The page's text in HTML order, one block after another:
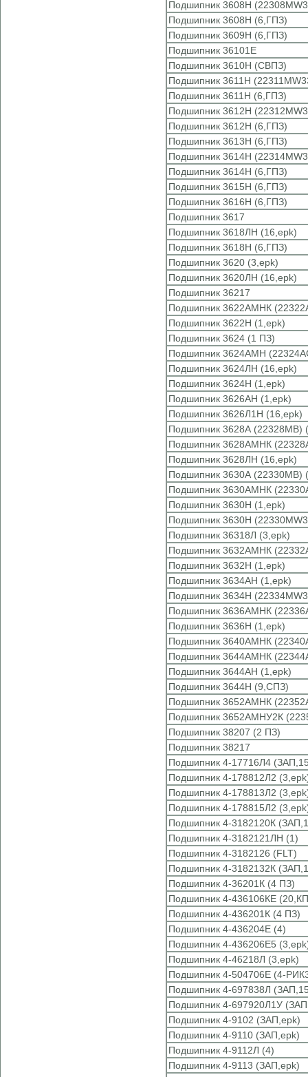
Подшипник 3608Н
Подшипник 3608Н (6,ГПЗ)
Подшипник 3609Н (6,ГПЗ)
Подшипник 36101Е
Подшипник 3610Н (СВПЗ)
Подшипник 3611Н
Подшипник 3611Н (6,ГПЗ)
Подшипник 3612Н
Подшипник 3612Н (6,ГПЗ)
Подшипник 3613Н (6,ГПЗ)
Подшипник 3614Н
Подшипник 3614Н (6,ГПЗ)
Подшипник 3615Н (6,ГПЗ)
Подшипник 3616Н (6,ГПЗ)
Подшипник 3617
Подшипник 3618ЛН (16,epk)
Подшипник 3618Н (6,ГПЗ)
Подшипник 3620 (3,epk)
Подшипник 3620ЛН (16,epk)
Подшипник 36217
Подшипник 3622АМНК
Подшипник 3622Н (1,epk)
Подшипник 3624 (1 ПЗ)
Подшипник 3624АМН
Подшипник 3624ЛН (16,epk)
Подшипник 3624Н (1,epk)
Подшипник 3626АН (1,epk)
Подшипник 3626Л1Н (16,epk)
Подшипник 3628А (22328MB)
Подшипник 3628АМНК
Подшипник 3628ЛН (16,epk)
Подшипник 3630А (22330MB)
Подшипник 3630АМНК
Подшипник 3630Н (1,epk)
Подшипник 3630Н
Подшипник 36318Л (3,epk)
Подшипник 3632АМНК
Подшипник 3632Н (1,epk)
Подшипник 3634АН (1,epk)
Подшипник 3634Н
Подшипник 3636АМНК
Подшипник 3636Н (1,epk)
Подшипник 3640АМНК
Подшипник 3644АМНК
Подшипник 3644АН (1,epk)
Подшипник 3644Н (9,СПЗ)
Подшипник 3652АМНК
Подшипник 3652АМНУ2К
Подшипник 38207 (2 ПЗ)
Подшипник 38217
Подшипник 4-17716Л4
Подшипник 4-178812Л2
Подшипник 4-178813Л2
Подшипник 4-178815Л2
Подшипник 4-3182120К
Подшипник 4-3182121ЛН (1)
Подшипник 4-3182126 (FLT)
Подшипник 4-3182132К
Подшипник 4-36201К (4 ПЗ)
Подшипник 4-436106КЕ
Подшипник 4-436201К (4 ПЗ)
Подшипник 4-436204Е (4)
Подшипник 4-436206Е5
Подшипник 4-46218Л (3,epk)
Подшипник 4-504706Е (4-
Подшипник 4-697838Л
Подшипник 4-697920Л1У
Подшипник 4-9102 (ЗАП,epk)
Подшипник 4-9110 (ЗАП,epk)
Подшипник 4-9112Л (4)
Подшипник 4-9113 (ЗАП,epk)